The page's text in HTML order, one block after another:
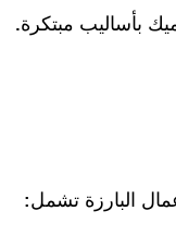
بأساليب مبتكرة.
البارزة تشمل: